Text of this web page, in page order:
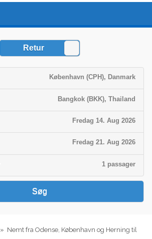
» Nemt fra Odense, København og Herning til